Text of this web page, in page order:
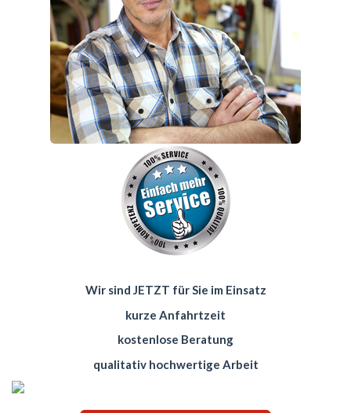
Wir sind JETZT für Sie im Einsatz
kurze Anfahrtzeit
kostenlose Beratung
qualitativ hochwertige Arbeit